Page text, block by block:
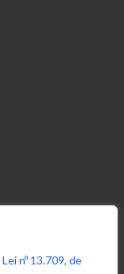
Lei nº 13.709, de